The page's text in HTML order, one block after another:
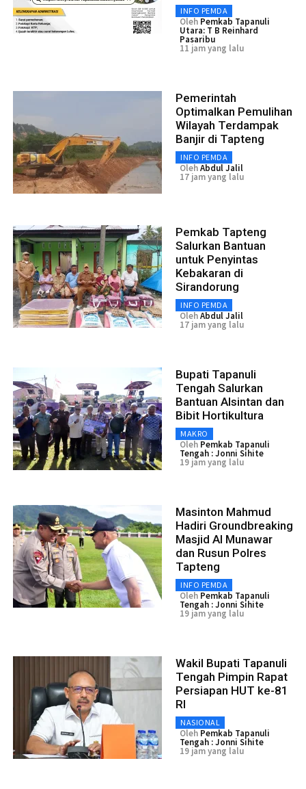
INFO PEMDA
Oleh Pemkab Tapanuli
Utara: T B Reinhard
Pasaribu
11 jam yang lalu
Pemerintah
Optimalkan Pemulihan
Wilayah Terdampak
Banjir di Tapteng
INFO PEMDA
OlehAbdul Jalil
17 jam yang lalu
Pemkab Tapteng
Salurkan Bantuan
untuk Penyintas
Kebakaran di
Sirandorung
INFO PEMDA
OlehAbdul Jalil
17 jam yang lalu
Bupati Tapanuli
Tengah Salurkan
Bantuan Alsintan dan
Bibit Hortikultura
MAKRO
Oleh Pemkab Tapanuli
Tengah : Jonni Sihite
19 jam yang lalu
Masinton Mahmud
Hadiri Groundbreaking
Masjid Al Munawar
dan Rusun Polres
Tapteng
INFO PEMDA
Oleh Pemkab Tapanuli
Tengah : Jonni Sihite
19 jam yang lalu
Wakil Bupati Tapanuli
Tengah Pimpin Rapat
Persiapan HUT ke-81
RI
NASIONAL
Oleh Pemkab Tapanuli
Tengah : Jonni Sihite
19 jam yang lalu